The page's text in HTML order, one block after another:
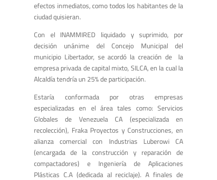
efectos inmediatos, como todos los habitantes de la
ciudad quisieran.
Con el INAMMIRED liquidado y suprimido, por
decisión unánime del Concejo Municipal del
municipio Libertador, se acordó la creación de la
empresa privada de capital mixto, SILCA, en la cual la
Alcaldía tendría un 25% de participación.
Estaría conformada por otras empresas
especializadas en el área tales como: Servicios
Globales de Venezuela CA (especializada en
recolección), Fraka Proyectos y Construcciones, en
alianza comercial con Industrias Luberowi CA
(encargada de la construcción y reparación de
compactadores) e Ingeniería de Aplicaciones
Plásticas C.A (dedicada al reciclaje). A finales de